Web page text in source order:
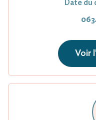
Date du
Voir